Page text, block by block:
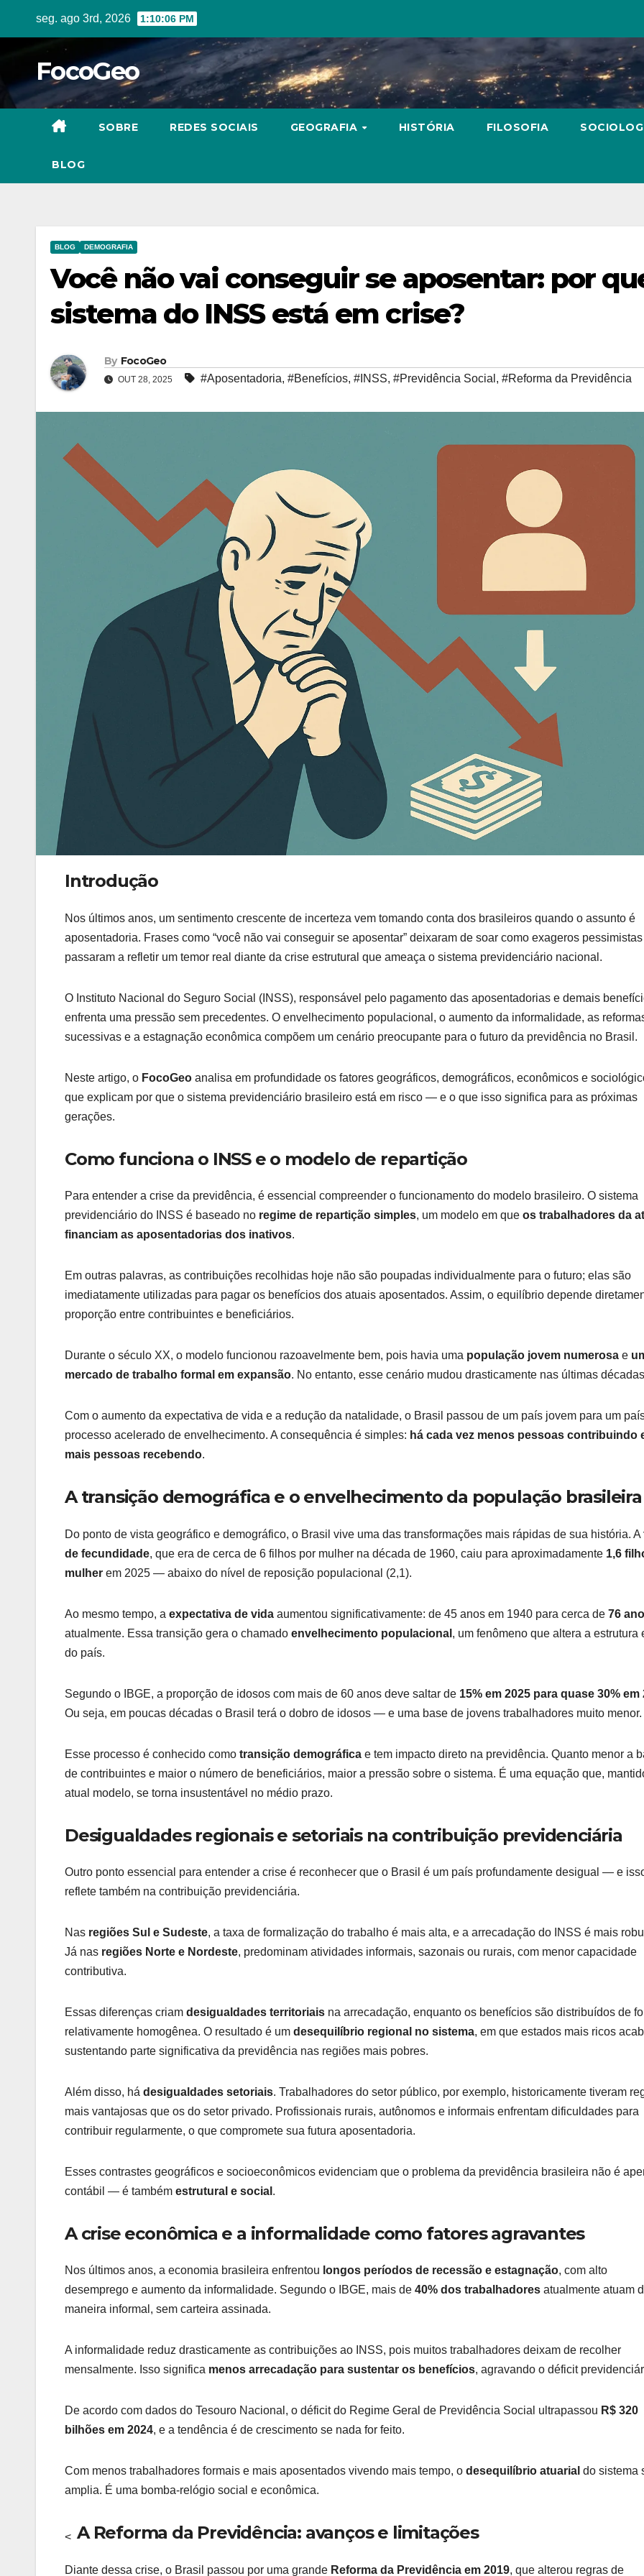
seg. ago 3rd, 2026 1:10:07 PM
FocoGeo
SOBRE REDES SOCIAIS GEOGRAFIA HISTÓRIA FILOSOFIA
BLOG
BLOG DEMOGRAFIA
Você não vai conseguir se aposentar: por
sistema do INSS está em crise?
By FocoGeo
OUT 28, 2025 #Aposentadoria, #Benefícios, #INSS, #Previdência Social , #Reforma da Previdência
Introdução
Nos últimos anos, um sentimento crescente de incerteza vem tomando conta dos brasileiros quando o assunto é
aposentadoria. Frases como “você não vai conseguir se aposentar” deixaram de soar como exageros
passaram a refletir um temor real diante da crise estrutural que ameaça o sistema previdenciário nacional.
O Instituto Nacional do Seguro Social (INSS), responsável pelo pagamento das aposentadorias e demais
enfrenta uma pressão sem precedentes. O envelhecimento populacional, o aumento da informalidade, as
sucessivas e a estagnação econômica compõem um cenário preocupante para o futuro da previdência no Brasil.
Neste artigo, o FocoGeo analisa em profundidade os fatores geográficos, demográficos, econômicos e
que explicam por que o sistema previdenciário brasileiro está em risco — e o que isso significa para as próximas
gerações.
Como funciona o INSS e o modelo de repartição
Para entender a crise da previdência, é essencial compreender o funcionamento do modelo brasileiro. O sistema
previdenciário do INSS é baseado no regime de repartição simples, um modelo em que os trabalhadores da
financiam as aposentadorias dos inativos.
Em outras palavras, as contribuições recolhidas hoje não são poupadas individualmente para o futuro; elas são
imediatamente utilizadas para pagar os benefícios dos atuais aposentados. Assim, o equilíbrio depende
proporção entre contribuintes e beneficiários.
Durante o século XX, o modelo funcionou razoavelmente bem, pois havia uma população jovem numerosa e
mercado de trabalho formal em expansão. No entanto, esse cenário mudou drasticamente nas últimas
Com o aumento da expectativa de vida e a redução da natalidade, o Brasil passou de um país jovem para um
processo acelerado de envelhecimento. A consequência é simples: há cada vez menos pessoas contribuindo
mais pessoas recebendo.
A transição demográfica e o envelhecimento da população brasileira
Do ponto de vista geográfico e demográfico, o Brasil vive uma das transformações mais rápidas de sua história. A
de fecundidade, que era de cerca de 6 filhos por mulher na década de 1960, caiu para aproximadamente 1,6
mulher em 2025 — abaixo do nível de reposição populacional (2,1).
Ao mesmo tempo, a expectativa de vida aumentou significativamente: de 45 anos em 1940 para cerca de 76
atualmente. Essa transição gera o chamado envelhecimento populacional , um fenômeno que altera a estrutura
do país.
Segundo o IBGE, a proporção de idosos com mais de 60 anos deve saltar de 15% em 2025 para quase 30% em
Ou seja, em poucas décadas o Brasil terá o dobro de idosos — e uma base de jovens trabalhadores muito menor.
Esse processo é conhecido como transição demográfica e tem impacto direto na previdência. Quanto menor a
de contribuintes e maior o número de beneficiários, maior a pressão sobre o sistema. É uma equação que,
atual modelo, se torna insustentável no médio prazo.
Desigualdades regionais e setoriais na contribuição previdenciária
Outro ponto essencial para entender a crise é reconhecer que o Brasil é um país profundamente desigual — e
reflete também na contribuição previdenciária.
Nas regiões Sul e Sudeste, a taxa de formalização do trabalho é mais alta, e a arrecadação do INSS é mais
Já nas regiões Norte e Nordeste, predominam atividades informais, sazonais ou rurais, com menor capacidade
contributiva.
Essas diferenças criam desigualdades territoriais na arrecadação, enquanto os benefícios são distribuídos de
relativamente homogênea. O resultado é um desequilíbrio regional no sistema, em que estados mais ricos
sustentando parte significativa da previdência nas regiões mais pobres.
Além disso, há desigualdades setoriais. Trabalhadores do setor público, por exemplo, historicamente tiveram
mais vantajosas que os do setor privado. Profissionais rurais, autônomos e informais enfrentam dificuldades para
contribuir regularmente, o que compromete sua futura aposentadoria.
Esses contrastes geográficos e socioeconômicos evidenciam que o problema da previdência brasileira não é
contábil — é também estrutural e social .
A crise econômica e a informalidade como fatores agravantes
Nos últimos anos, a economia brasileira enfrentou longos períodos de recessão e estagnação, com alto
desemprego e aumento da informalidade. Segundo o IBGE, mais de 40% dos trabalhadores atualmente atuam
maneira informal, sem carteira assinada.
A informalidade reduz drasticamente as contribuições ao INSS, pois muitos trabalhadores deixam de recolher
mensalmente. Isso significa menos arrecadação para sustentar os benefícios, agravando o déficit
De acordo com dados do Tesouro Nacional, o déficit do Regime Geral de Previdência Social ultrapassou R$ 320
bilhões em 2024, e a tendência é de crescimento se nada for feito.
Com menos trabalhadores formais e mais aposentados vivendo mais tempo, o desequilíbrio atuarial do sistema
amplia. É uma bomba-relógio social e econômica.
< A Reforma da Previdência: avanços e limitações
Diante dessa crise, o Brasil passou por uma grande Reforma da Previdência em 2019, que alterou regras de